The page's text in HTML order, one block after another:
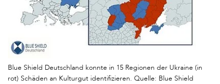
Blue Shield Deutschland konnte in 15 Regionen der Ukraine (in
rot) Schäden an Kulturgut identifizieren. Quelle: Blue Shield